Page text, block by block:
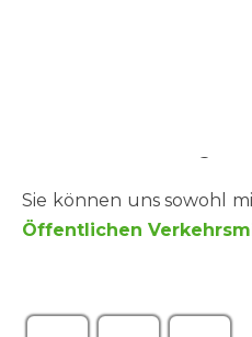
Sie können uns sowohl
Öffentlichen